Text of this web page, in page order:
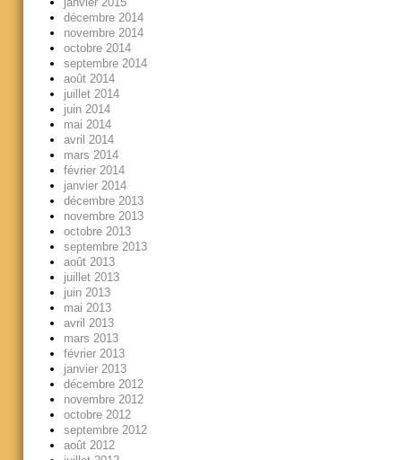
décembre 2014
novembre 2014
octobre 2014
septembre 2014
août 2014
juillet 2014
juin 2014
mai 2014
avril 2014
mars 2014
février 2014
janvier 2014
décembre 2013
novembre 2013
octobre 2013
septembre 2013
août 2013
juillet 2013
juin 2013
mai 2013
avril 2013
mars 2013
février 2013
janvier 2013
décembre 2012
novembre 2012
octobre 2012
septembre 2012
août 2012